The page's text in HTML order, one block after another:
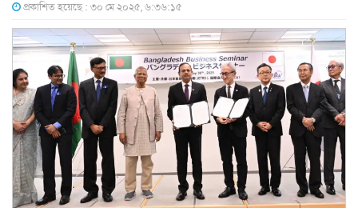
প্রকাশিত হয়েছে : ৩০ মে ২০২৫, ৬:৩৬:১৫